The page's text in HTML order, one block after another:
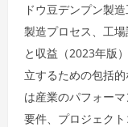
ドウ豆デンプン製
製造プロセス、工
と収益（2023年版
立するための包括
は産業のパフォー
要件、プロジェク